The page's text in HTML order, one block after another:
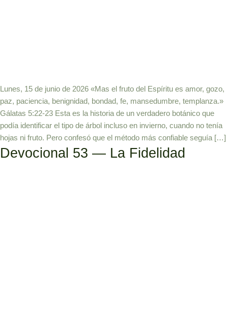
Lunes, 15 de junio de 2026 «Mas el fruto del Espíritu es amor, gozo,
paz, paciencia, benignidad, bondad, fe, mansedumbre, templanza.»
Gálatas 5:22-23 Esta es la historia de un verdadero botánico que
podía identificar el tipo de árbol incluso en invierno, cuando no tenía
hojas ni fruto. Pero confesó que el método más confiable seguía […]
Devocional 53 — La Fidelidad